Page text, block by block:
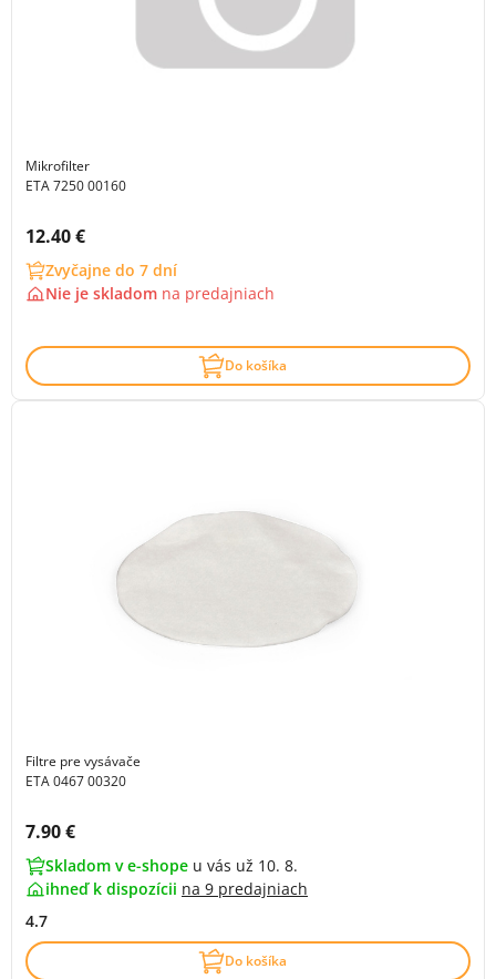
Mikrofilter
ETA 7250 00160
Cena s DPH:
12.40 €
Zvyčajne do 7 dní
Nie je skladom na predajniach
Do košíka
Filtre pre vysávače
ETA 0467 00320
Cena s DPH:
7.90 €
Skladom v e-shope u vás už 10. 8.
ihneď k dispozícii na 9 predajniach
4.7
Do košíka